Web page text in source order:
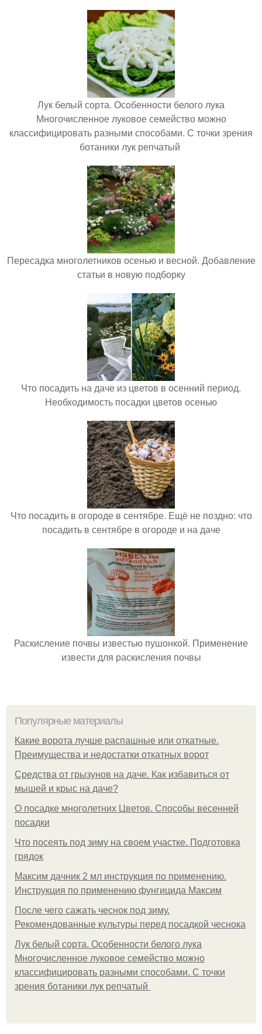
Лук белый сорта. Особенности белого лука
Многочисленное луковое семейство можно
классифицировать разными способами. С точки зрения
ботаники лук репчатый
Пересадка многолетников осенью и весной. Добавление
статьи в новую подборку
Что посадить на даче из цветов в осенний период.
Необходимость посадки цветов осенью
Что посадить в огороде в сентябре. Ещё не поздно: что
посадить в сентябре в огороде и на даче
Раскисление почвы известью пушонкой. Применение
извести для раскисления почвы
Популярные материалы
Какие ворота лучше распашные или откатные.
Преимущества и недостатки откатных ворот
Средства от грызунов на даче. Как избавиться от
мышей и крыс на даче?
О посадке многолетних Цветов. Способы весенней
посадки
Что посеять под зиму на своем участке. Подготовка
грядок
Максим дачник 2 мл инструкция по применению.
Инструкция по применению фунгицида Максим
После чего сажать чеснок под зиму.
Рекомендованные культуры перед посадкой чеснока
Лук белый сорта. Особенности белого лука
Многочисленное луковое семейство можно
классифицировать разными способами. С точки
зрения ботаники лук репчатый